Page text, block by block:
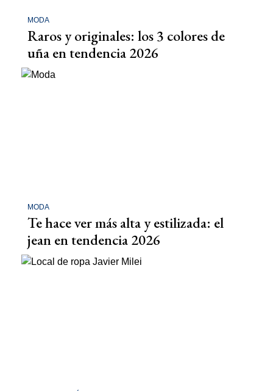
MODA
Raros y originales: los 3 colores de
uña en tendencia 2026
MODA
Te hace ver más alta y estilizada: el
jean en tendencia 2026